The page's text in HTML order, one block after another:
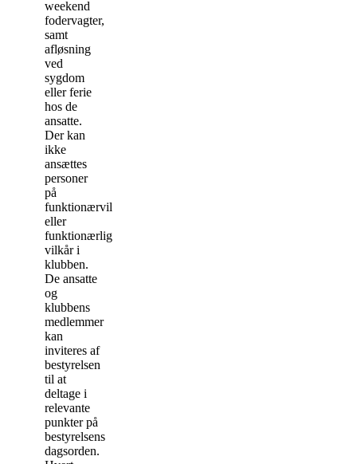
weekend
fodervagter,
samt
afløsning
ved
sygdom
eller ferie
hos de
ansatte.
Der kan
ikke
ansættes
personer
på
funktionærvilkår
eller
funktionærlignende
vilkår i
klubben.
De ansatte
og
klubbens
medlemmer
kan
inviteres af
bestyrelsen
til at
deltage i
relevante
punkter på
bestyrelsens
dagsorden.